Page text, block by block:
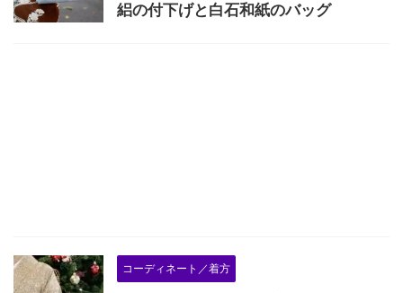
絽の付下げと白石和紙のバッグ
コーディネート／着方